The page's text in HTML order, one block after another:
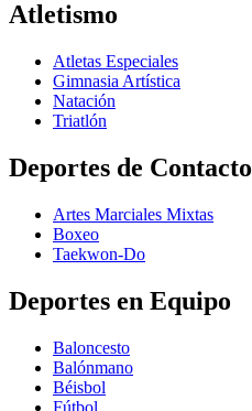
Atletismo
Atletas Especiales
Gimnasia Artística
Natación​
Triatlón​
Deportes de Contacto
Artes Marciales Mixtas
Boxeo
Taekwon-Do
Deportes en Equipo
Baloncesto
Balónmano
Béisbol
Fútbol